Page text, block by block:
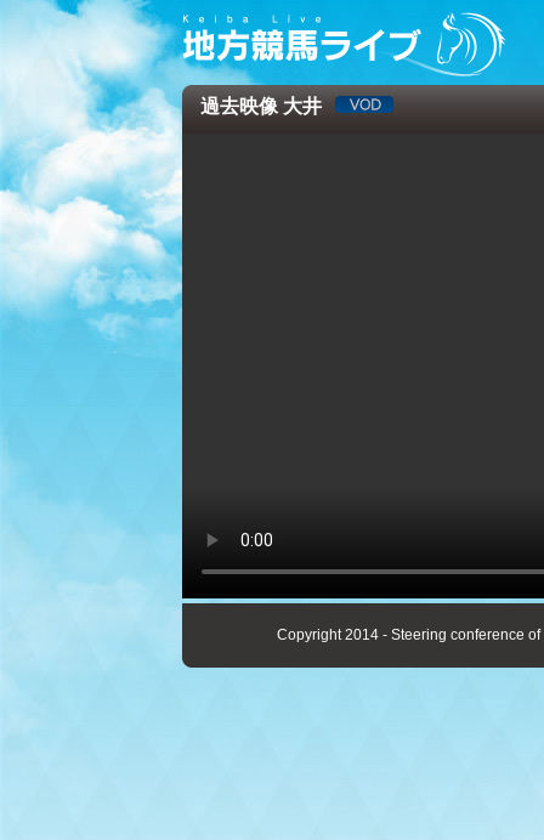
過去映像 大井
Copyright 2014 - Steering conference